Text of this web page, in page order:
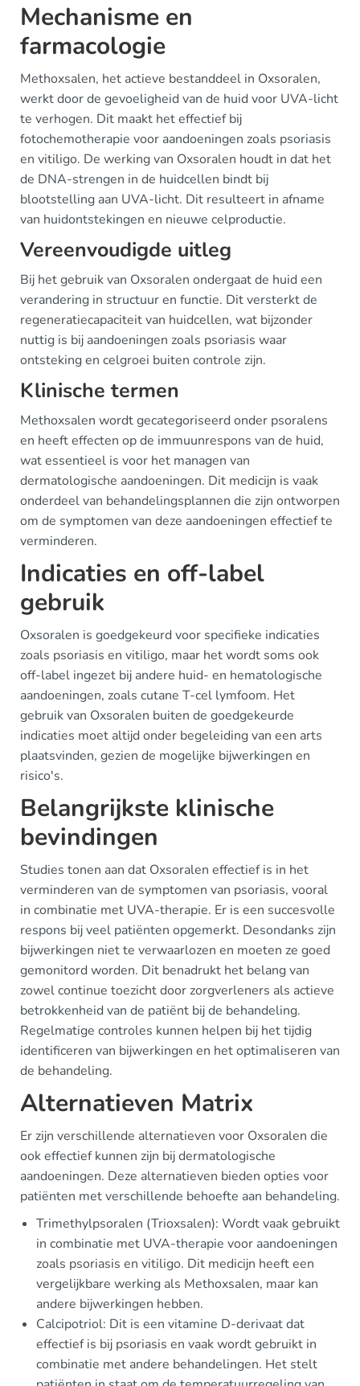
Mechanisme en
farmacologie
Methoxsalen, het actieve bestanddeel in Oxsoralen,
werkt door de gevoeligheid van de huid voor UVA-licht
te verhogen. Dit maakt het effectief bij
fotochemotherapie voor aandoeningen zoals psoriasis
en vitiligo. De werking van Oxsoralen houdt in dat het
de DNA-strengen in de huidcellen bindt bij
blootstelling aan UVA-licht. Dit resulteert in afname
van huidontstekingen en nieuwe celproductie.
Vereenvoudigde uitleg
Bij het gebruik van Oxsoralen ondergaat de huid een
verandering in structuur en functie. Dit versterkt de
regeneratiecapaciteit van huidcellen, wat bijzonder
nuttig is bij aandoeningen zoals psoriasis waar
ontsteking en celgroei buiten controle zijn.
Klinische termen
Methoxsalen wordt gecategoriseerd onder psoralens
en heeft effecten op de immuunrespons van de huid,
wat essentieel is voor het managen van
dermatologische aandoeningen. Dit medicijn is vaak
onderdeel van behandelingsplannen die zijn ontworpen
om de symptomen van deze aandoeningen effectief te
verminderen.
Indicaties en off-label
gebruik
Oxsoralen is goedgekeurd voor specifieke indicaties
zoals psoriasis en vitiligo, maar het wordt soms ook
off-label ingezet bij andere huid- en hematologische
aandoeningen, zoals cutane T-cel lymfoom. Het
gebruik van Oxsoralen buiten de goedgekeurde
indicaties moet altijd onder begeleiding van een arts
plaatsvinden, gezien de mogelijke bijwerkingen en
risico's.
Belangrijkste klinische
bevindingen
Studies tonen aan dat Oxsoralen effectief is in het
verminderen van de symptomen van psoriasis, vooral
in combinatie met UVA-therapie. Er is een succesvolle
respons bij veel patiënten opgemerkt. Desondanks zijn
bijwerkingen niet te verwaarlozen en moeten ze goed
gemonitord worden. Dit benadrukt het belang van
zowel continue toezicht door zorgverleners als actieve
betrokkenheid van de patiënt bij de behandeling.
Regelmatige controles kunnen helpen bij het tijdig
identificeren van bijwerkingen en het optimaliseren van
de behandeling.
Alternatieven Matrix
Er zijn verschillende alternatieven voor Oxsoralen die
ook effectief kunnen zijn bij dermatologische
aandoeningen. Deze alternatieven bieden opties voor
patiënten met verschillende behoefte aan behandeling.
Trimethylpsoralen (Trioxsalen): Wordt vaak gebruikt
in combinatie met UVA-therapie voor aandoeningen
zoals psoriasis en vitiligo. Dit medicijn heeft een
vergelijkbare werking als Methoxsalen, maar kan
andere bijwerkingen hebben.
Calcipotriol: Dit is een vitamine D-derivaat dat
effectief is bij psoriasis en vaak wordt gebruikt in
combinatie met andere behandelingen. Het stelt